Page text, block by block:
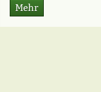
Mehr